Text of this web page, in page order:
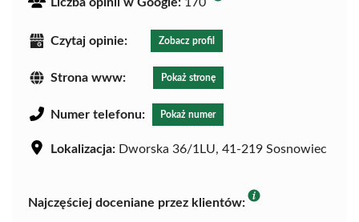
Czytaj opinie: Zobacz profil
Strona www: Pokaż stronę
Numer telefonu: Pokaż numer
Lokalizacja: Dworska 36/1LU, 41-219 Sosnowiec
Najczęściej doceniane przez klientów: